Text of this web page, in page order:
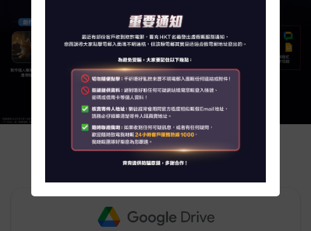
服務支援
關於我們
客戶資訊
聯絡我們
客戶服務中心地址
一個組合集齊Google 至強功能